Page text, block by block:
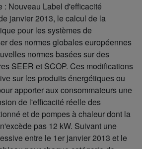
: Nouveau Label d'efficacité
janvier 2013, le calcul de la
pour les systèmes de
des normes globales européennes
normes basées sur des
SEER et SCOP. Ces modifications
sur les produits énergétiques ou
apporter aux consommateurs une
de l'efficacité réelle des
et de pompes à chaleur dont la
pas 12 kW. Suivant une
entre le 1er janvier 2013 et le